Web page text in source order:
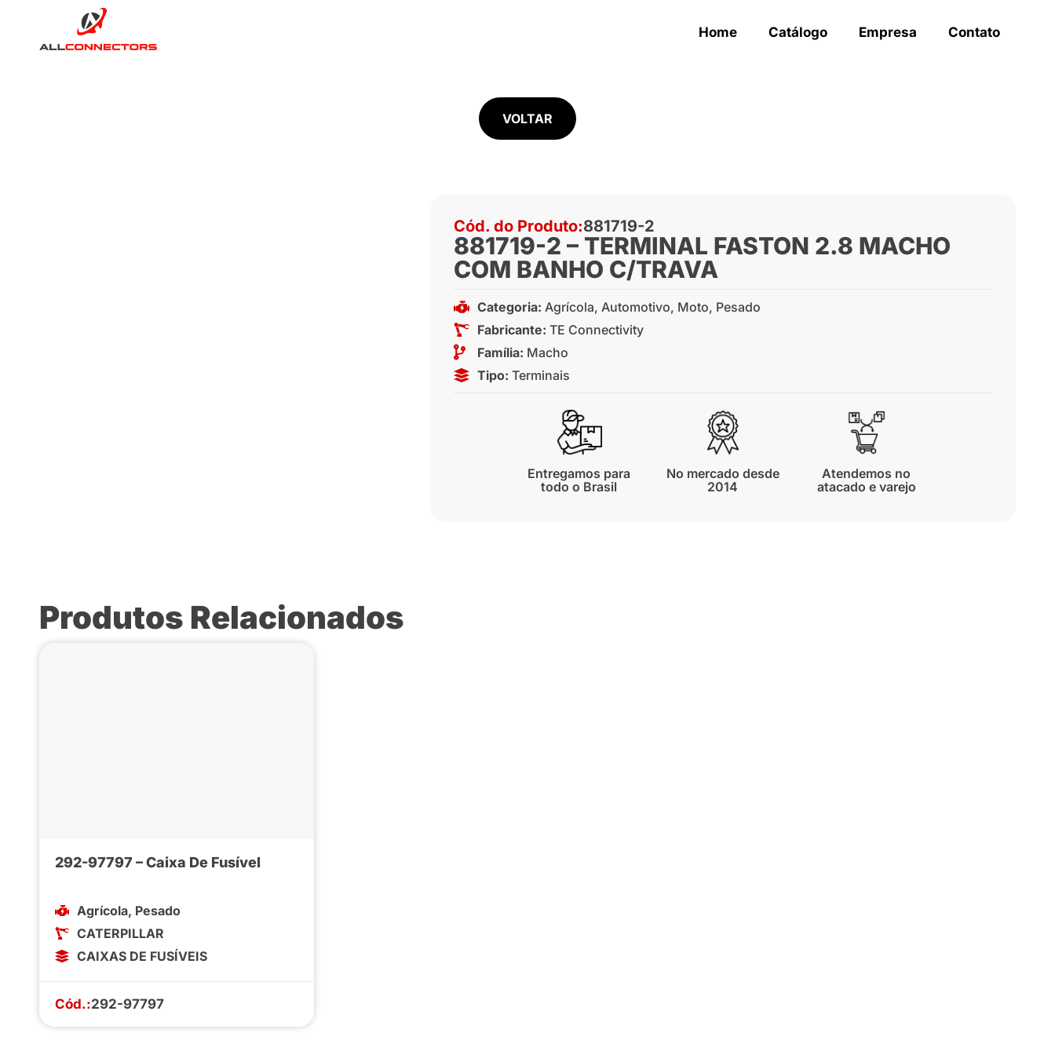
Home Catálogo Empresa Contato
VOLTAR
Cód. do Produto:881719-2
881719-2 – TERMINAL FASTON 2.8 MACHO
COM BANHO C/TRAVA
Categoria: Agrícola, Automotivo, Moto, Pesado
Fabricante: TE Connectivity
Família: Macho
Tipo: Terminais
Entregamos para
todo o Brasil
No mercado desde
2014
Atendemos no
atacado e varejo
Produtos Relacionados
292-97797 – Caixa De Fusível
Agrícola, Pesado
CATERPILLAR
CAIXAS DE FUSÍVEIS
Cód.:292-97797